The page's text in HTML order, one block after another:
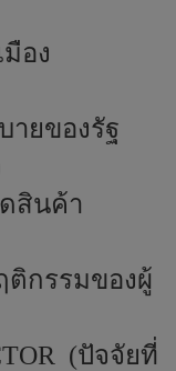
อง
ายของรัฐ
สินค้า
ติกรรมของผู้
(ปัจจัยที่